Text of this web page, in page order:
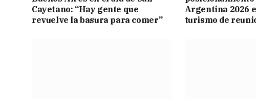
Cayetano: “Hay gente que
revuelve la basura para comer”
Argentina 2026
turismo de